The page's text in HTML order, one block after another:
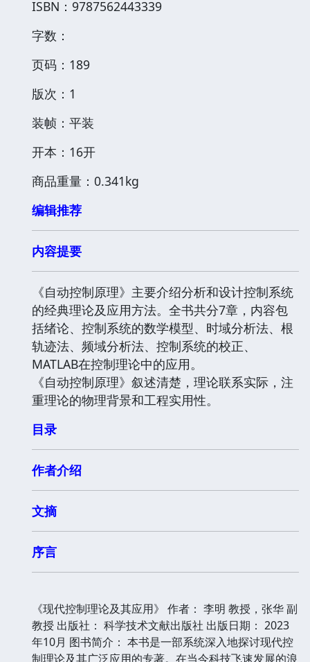
ISBN：9787562443339
字数：
页码：189
版次：1
装帧：平装
开本：16开
商品重量：0.341kg
编辑推荐
内容提要
《自动控制原理》主要介绍分析和设计控制系统
的经典理论及应用方法。全书共分7章，内容包
括绪论、控制系统的数学模型、时域分析法、根
轨迹法、频域分析法、控制系统的校正、
MATLAB在控制理论中的应用。
《自动控制原理》叙述清楚，理论联系实际，注
重理论的物理背景和工程实用性。
目录
作者介绍
文摘
序言
《现代控制理论及其应用》 作者： 李明 教授，张华 副
教授 出版社： 科学技术文献出版社 出版日期： 2023
年10月 图书简介： 本书是一部系统深入地探讨现代控
制理论及其广泛应用的专著。在当今科技飞速发展的浪